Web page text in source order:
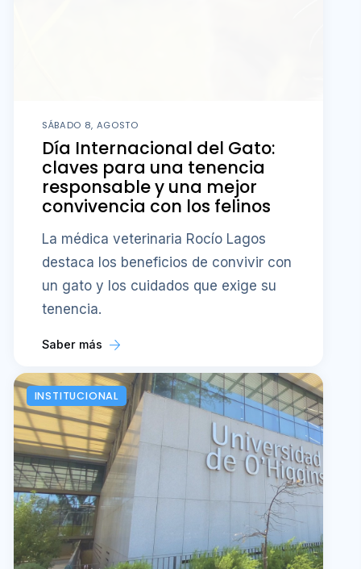
SÁBADO 8, AGOSTO
Día Internacional del Gato:
claves para una tenencia
responsable y una mejor
convivencia con los felinos
La médica veterinaria Rocío Lagos
destaca los beneficios de convivir con
un gato y los cuidados que exige su
tenencia.
Saber más
INSTITUCIONAL